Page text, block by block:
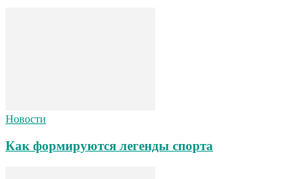
Новости
Как формируются легенды спорта